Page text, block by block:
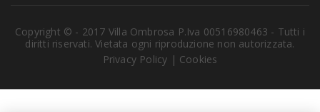
Copyright © - 2017 Villa Ombrosa P.Iva 00516980463 - Tutti i
diritti riservati. Vietata ogni riproduzione non autorizzata.
Privacy Policy | Cookies